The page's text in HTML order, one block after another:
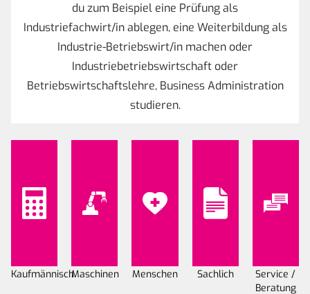
du zum Beispiel eine Prüfung als
Industriefachwirt/in ablegen, eine Weiterbildung als
Industrie-Betriebswirt/in machen oder
Industriebetriebswirtschaft oder
Betriebswirtschaftslehre, Business Administration
studieren.
KaufmännischMaschinen Menschen Sachlich
Service /
Beratung